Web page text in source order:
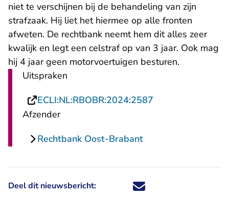
niet te verschijnen bij de behandeling van zijn
strafzaak. Hij liet het hiermee op alle fronten
afweten. De rechtbank neemt hem dit alles zeer
kwalijk en legt een celstraf op van 3 jaar. Ook mag
hij 4 jaar geen motorvoertuigen besturen.
Uitspraken
ECLI:NL:RBOBR:2024:2587
Afzender
Rechtbank Oost-Brabant
Deel dit nieuwsbericht: Deel dit nieuwsbericht via X -
Deel dit nieuwsbericht via
Deel dit nieuwsbericht
Deel dit